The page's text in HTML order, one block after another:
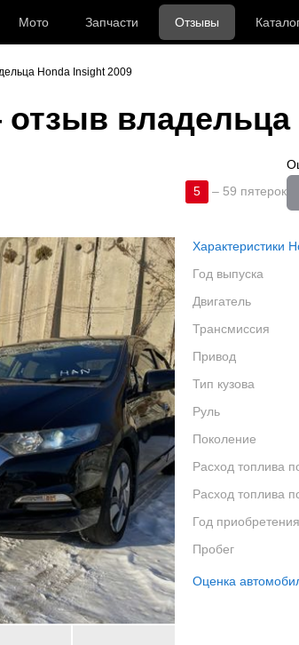
Мото Запчасти Отзывы
Honda Insight 2009
владельца
5 – 59 пятерок
Характеристики
Год выпуска
Двигатель
Трансмиссия
Привод
Тип кузова
Руль
Поколение
Расход топлива
Расход топлива
Год приобретения
Пробег
Оценка